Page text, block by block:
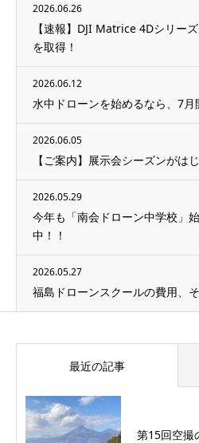
2026.06.26
【速報】DJI Matrice 4Dシリー
を取得！
2026.06.12
水中ドローンを始めるなら、7月
2026.06.05
【ご案内】展示会シーズンがは
2026.05.29
今年も「南会ドローン中学校」
中！！
2026.05.27
福島ドローンスクールの費用、
最近の記事
第15回空